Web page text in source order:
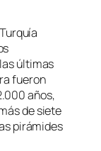
últimas
fueron
años,
de siete
pirámides